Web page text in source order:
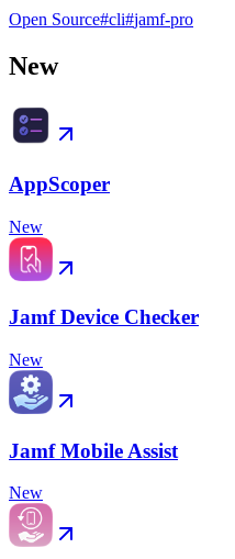
Open Source#cli#jamf-pro
New
AppScoper
New
Jamf Device Checker
New
Jamf Mobile Assist
New